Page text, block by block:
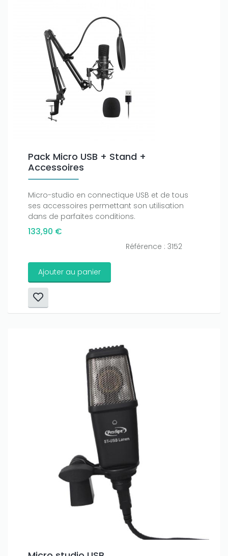
Pack Micro USB + Stand +
Accessoires
Micro-studio en connectique USB et de tous
ses accessoires permettant son utilisation
dans de parfaites conditions.
133,90 €
Référence : 3152
Ajouter au panier